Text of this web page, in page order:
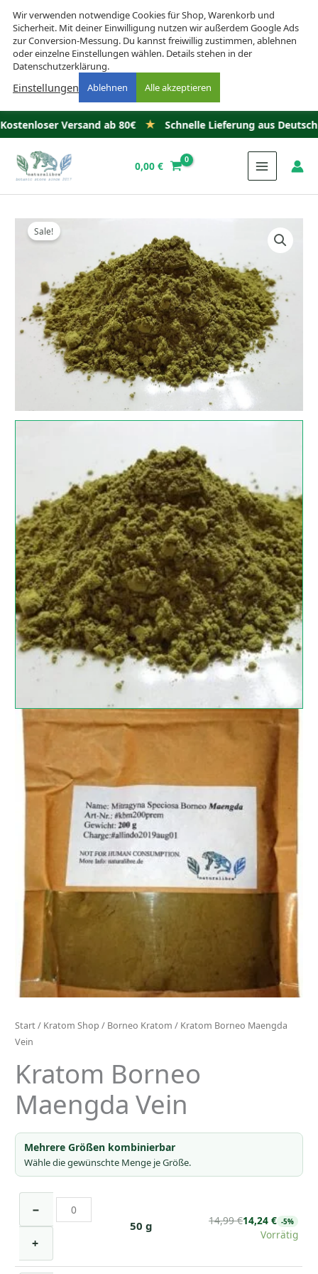
ab 80€ ★ Schnelle Lieferung aus Deutschland ★ Kein
Inhalt
springen
0,00 €
Sale!
Start/ Kratom Shop / Borneo Kratom / Kratom Borneo Maengda
Vein
Kratom Borneo
Maengda Vein
Mehrere Größen kombinierbar
Wähle die gewünschte Menge je Größe.
−
Borneo
Maengda
+
50 g Borneo Maengda Vein 50g
14,99€14,24€ -5%
Vorrätig
Wir verwenden notwendige Cookies für Shop, Warenkorb und
Sicherheit. Mit deiner Einwilligung nutzen wir außerdem Google Ads
zur Conversion-Messung. Du kannst freiwillig zustimmen, ablehnen
oder einzelne Einstellungen wählen. Details stehen in der
Datenschutzerklärung.
Einstellungen Ablehnen Alle akzeptieren